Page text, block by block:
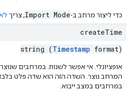
כדי ליצור מרחב ב-Import Mode, צריך
createTime
string (Timestamp format)
המרחב נוצר. השדה הזה הוא שדה פלט
במרחבים במצב ייבוא.